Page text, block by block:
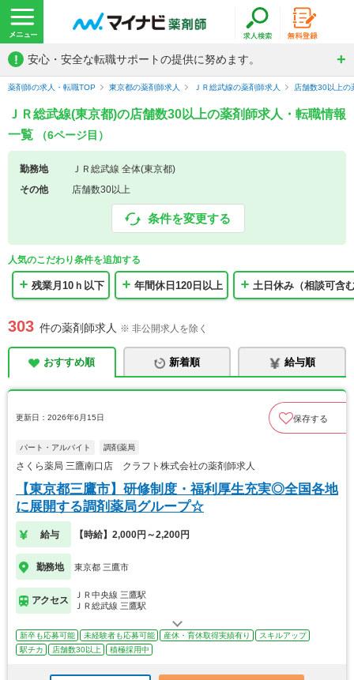
! 安心・安全な転職サポートの提供に努めます。
薬剤師の求人・転職TOP 東京都の薬剤師求人 ＪＲ総武線の薬剤師求人 店舗数30以上の
ＪＲ総武線(東京都)の店舗数30以上の薬剤師求人・転職情報
一覧
（6ページ目）
勤務地
ＪＲ総武線 全体(東京都)
その他
店舗数30以上
条件を変更する
人気のこだわり条件を追加する
残業月10ｈ以下 年間休日120日以上 土日休み（相談可含
303 件の薬剤師求人 ※ 非公開求人を除く
おすすめ順 新着順 給与順
更新日：2026年6月15日 保存する
パート・アルバイト 調剤薬局
さくら薬局 三鷹南口店 クラフト株式会社の薬剤師求人
【東京都三鷹市】研修制度・福利厚生充実◎全国各地
に展開する調剤薬局グループ☆
給与 【時給】2,000円～2,200円
勤務地 東京都 三鷹市
アクセス
ＪＲ中央線 三鷹駅
ＪＲ総武線 三鷹駅
新卒も応募可能 未経験者も応募可能 産休・育休取得実績有り
スキルアップ
駅チカ
店舗数30以上 積極採用中